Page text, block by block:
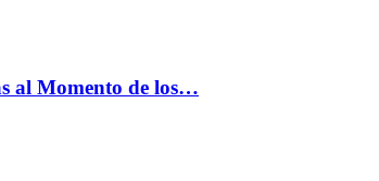
al Momento de los…